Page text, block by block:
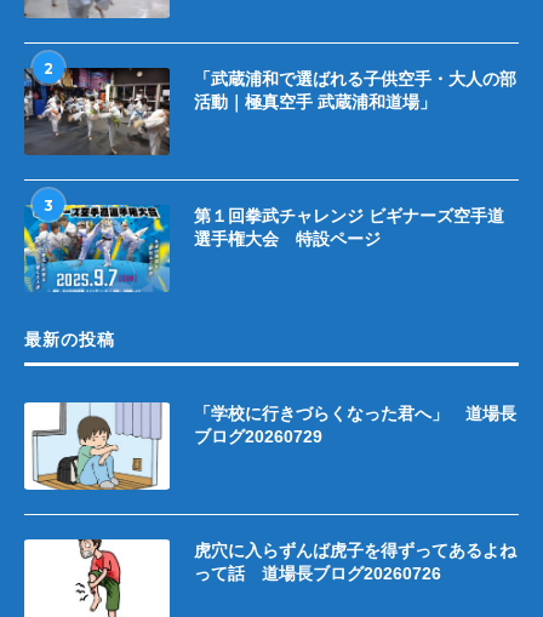
2
「武蔵浦和で選ばれる子供空手・大人の部
活動｜極真空手 武蔵浦和道場」
3
第１回拳武チャレンジ ビギナーズ空手道
選手権大会 特設ページ
最新の投稿
「学校に行きづらくなった君へ」 道場長
ブログ20260729
虎穴に入らずんば虎子を得ずってあるよね
って話 道場長ブログ20260726